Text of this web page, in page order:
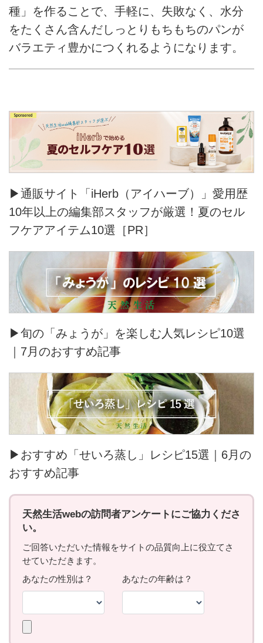
種」を作ることで、手軽に、失敗なく、水分
をたくさん含んだしっとりもちもちのパンが
バラエティ豊かにつくれるようになります。
▶通販サイト「iHerb（アイハーブ）」愛用歴
10年以上の編集部スタッフが厳選！夏のセル
フケアアイテム10選［PR］
▶旬の「みょうが」を楽しむ人気レシピ10選
｜7月のおすすめ記事
▶おすすめ「せいろ蒸し」レシピ15選｜6月の
おすすめ記事